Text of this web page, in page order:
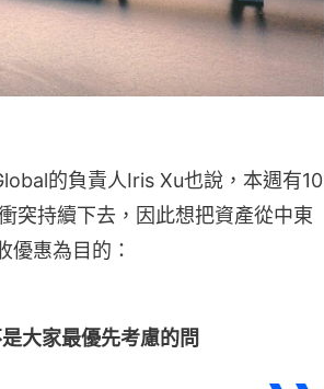
的負責人Iris Xu也說，本週有10
突持續下去，因此想把資產從中東
優惠為目的：
大家最優先考慮的問